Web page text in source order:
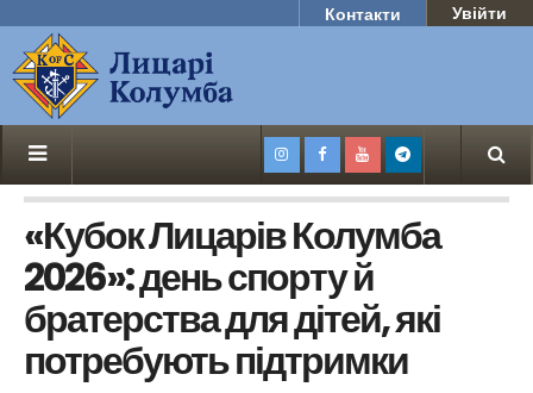
Контакти Увійти
«Кубок Лицарів Колумба
2026»: день спорту й
братерства для дітей, які
потребують підтримки